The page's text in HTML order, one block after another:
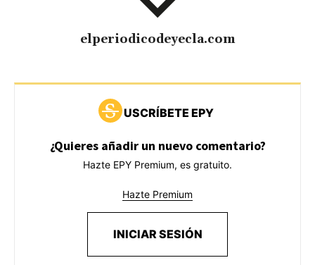
elperiodicodeyecla.com
USCRÍBETE EPY
¿Quieres añadir un nuevo comentario?
Hazte EPY Premium, es gratuito.
Hazte Premium
INICIAR SESIÓN